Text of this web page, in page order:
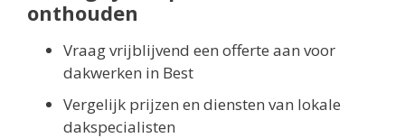
onthouden
Vraag vrijblijvend een offerte aan voor
dakwerken in Best
Vergelijk prijzen en diensten van lokale
dakspecialisten